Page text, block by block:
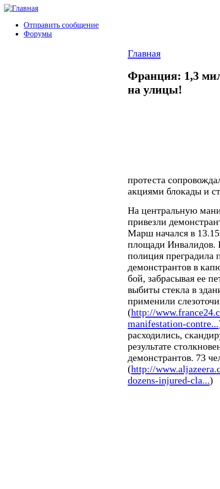
Отправить сообщение
Форумы
Главная
Франция: 1,3
на улицы!
протеста
акциями блокады и
На центральную
привезли
Марш начался в
площади Инвалидов.
полиция преградила
демонстрантов в
бой, забрасывая ее
выбиты стекла в
применили
(http://
manifestation-contre...
расходились,
результате
демонстрантов. 73
(http://
dozens-injured-cla...)